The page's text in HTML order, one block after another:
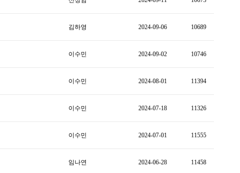
김하영 2024-09-06 10689
이수민 2024-09-02 10746
이수민 2024-08-01 11394
이수민 2024-07-18 11326
이수민 2024-07-01 11555
임나연 2024-06-28 11458